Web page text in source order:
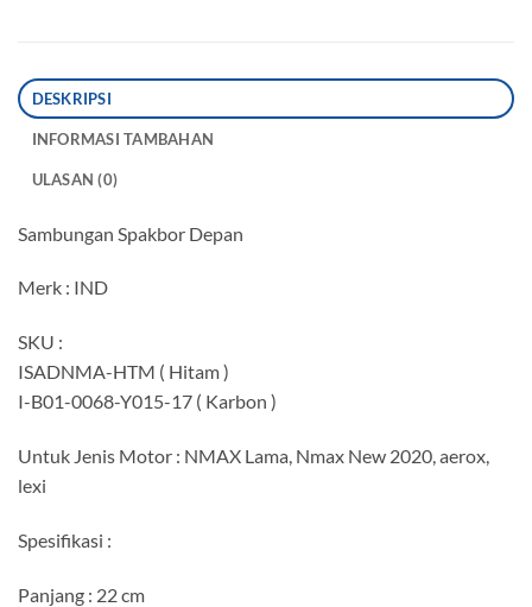
DESKRIPSI
INFORMASI TAMBAHAN
ULASAN (0)
Sambungan Spakbor Depan
Merk : IND
SKU :
ISADNMA-HTM ( Hitam )
I-B01-0068-Y015-17 ( Karbon )
Untuk Jenis Motor : NMAX Lama, Nmax New 2020, aerox,
lexi
Spesifikasi :
Panjang : 22 cm